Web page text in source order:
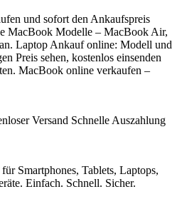
und sofort den Ankaufspreis
MacBook Modelle – MacBook Air,
Laptop Ankauf online: Modell und
Preis sehen, kostenlos einsenden
MacBook online verkaufen –
Versand Schnelle Auszahlung
Smartphones, Tablets, Laptops,
Einfach. Schnell. Sicher.